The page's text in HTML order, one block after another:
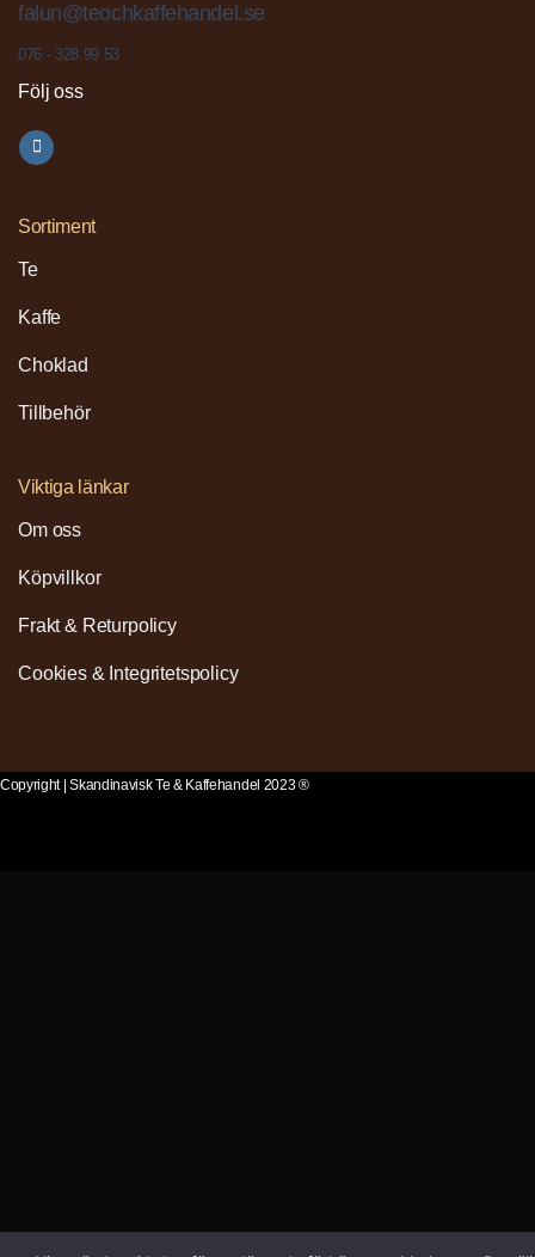
falun@teochkaffehandel.se
076 - 328 99 53
Följ oss
Sortiment
Te
Kaffe
Choklad
Tillbehör
Viktiga länkar
Om oss
Köpvillkor
Frakt & Returpolicy
Cookies & Integritetspolicy
Copyright | Skandinavisk Te & Kaffehandel 2023 ®